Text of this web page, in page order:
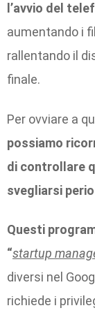
l’avvio del
aumentando i
rallentando il
finale.
Per ovviare a
possiamo
di controllare
svegliarsi
Questi
“startup
diversi nel
richiede i